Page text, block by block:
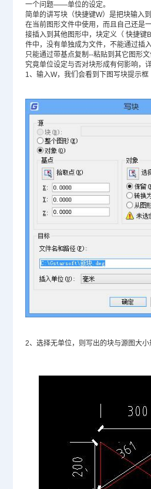
一个问题——单位的设定。
简单的讲写块（快捷键W）是把块输入
在当前图形文件中使用，而且自己还是
接插入到其他图形中，块定义（ 快捷键
件中，没有单独成为文件，不能通过插
只能通过带基点复制--粘贴到其它图形文
究竟单位设定与否对块形成有何影响，
1、输入W，我们会看到下图写块提示框
2、选择无单位，则写出的块与源图大小